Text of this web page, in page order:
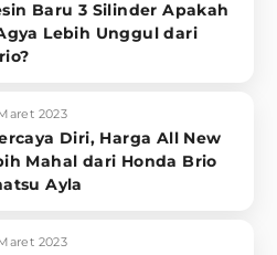
Baru 3 Silinder Apakah
Lebih Unggul dari
2023
Diri, Harga All New
Mahal dari Honda Brio
Ayla
2023